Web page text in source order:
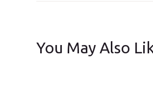
You May Also